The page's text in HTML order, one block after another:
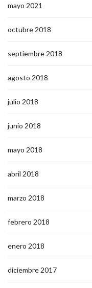
mayo 2021
octubre 2018
septiembre 2018
agosto 2018
julio 2018
junio 2018
mayo 2018
abril 2018
marzo 2018
febrero 2018
enero 2018
diciembre 2017